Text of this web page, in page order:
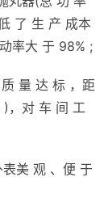
了 生 产 成本
率大 于 98% ;
量 达 标 ，距
，对 车 间 工
美 观 、便 于